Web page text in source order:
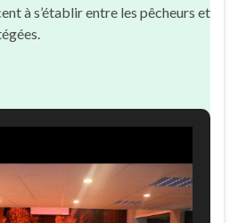
à s’établir entre les pêcheurs et